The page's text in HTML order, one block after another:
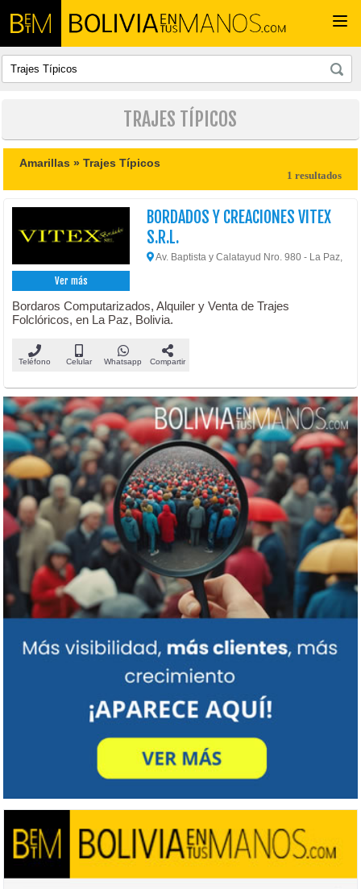
TRAJES TÍPICOS
Amarillas »Trajes Típicos
1 resultados
Ver más
BORDADOS Y CREACIONES VITEX
S.R.L.
Av. Baptista y Calatayud Nro. 980 - La Paz,
Bordaros Computarizados, Alquiler y Venta de Trajes
Folclóricos, en La Paz, Bolivia.
Teléfono Celular Whatsapp Compartir